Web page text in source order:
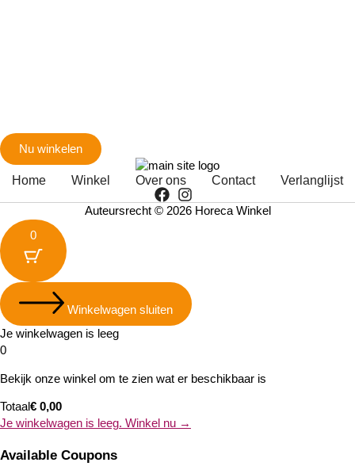
Nu winkelen
Home Winkel Over ons Contact Verlanglijst
Auteursrecht © 2026 Horeca Winkel
0
Winkelwagen sluiten
Je winkelwagen is leeg
0
Bekijk onze winkel om te zien wat er beschikbaar is
Totaal€ 0,00
Je winkelwagen is leeg. Winkel nu →
Available Coupons